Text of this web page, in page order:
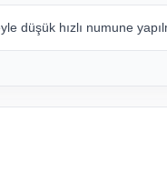
düşük hızlı numune